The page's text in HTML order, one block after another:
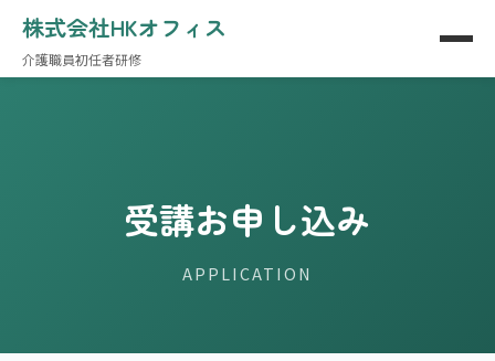
株式会社HKオフィス
介護職員初任者研修
受講お申し込み
APPLICATION